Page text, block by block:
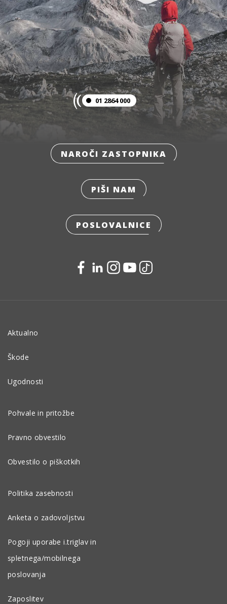
01 2864 000
NAROČI ZASTOPNIKA
PIŠI NAM
POSLOVALNICE
Aktualno
Škode
Ugodnosti
Pohvale in pritožbe
Pravno obvestilo
Obvestilo o piškotkih
Politika zasebnosti
Anketa o zadovoljstvu
Pogoji uporabe i.triglav in
spletnega/mobilnega
poslovanja
Zaposlitev